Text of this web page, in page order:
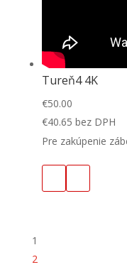
Tureň4 4K
€50.00
€40.65 bez DPH
Pre zakúpenie
1
2